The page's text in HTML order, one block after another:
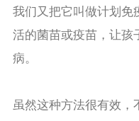
我们又把它叫做计划免
活的菌苗或疫苗，让孩
病。
虽然这种方法很有效，